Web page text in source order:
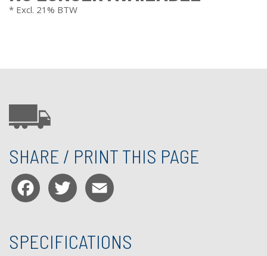
* Excl. 21% BTW
SHARE / PRINT THIS PAGE
FacebookTwitter
SPECIFICATIONS